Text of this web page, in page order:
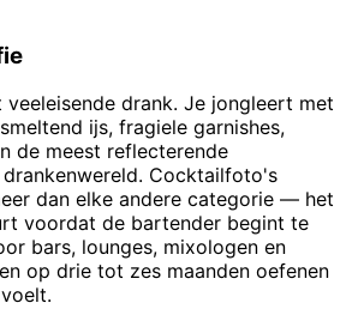
veeleisende drank. Je jongleert met
ijs, fragiele garnishes,
de meest reflecterende
Cocktailfoto's
dan elke andere categorie — het
voordat de bartender begint te
bars, lounges, mixologen en
op drie tot zes maanden oefenen